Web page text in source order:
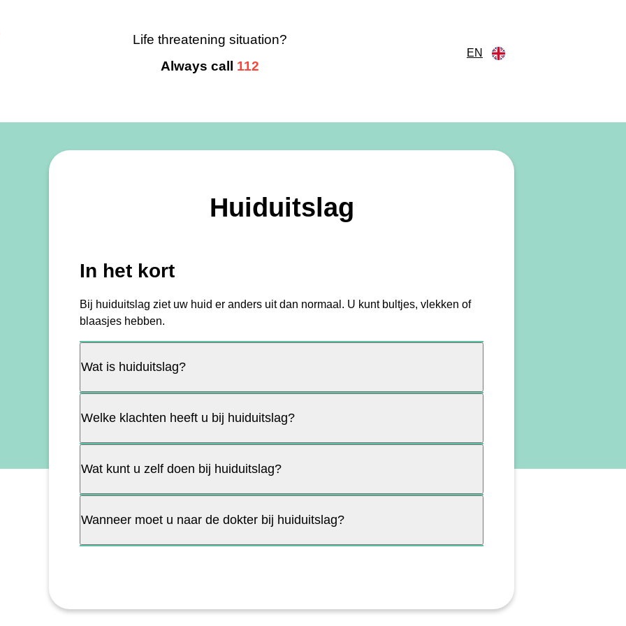
Life threatening situation?
Always call 112
EN
Huiduitslag
In het kort
Bij huiduitslag ziet uw huid er anders uit dan normaal. U kunt bultjes, vlekken of
blaasjes hebben.
Wat is huiduitslag?
Welke klachten heeft u bij huiduitslag?
Wat kunt u zelf doen bij huiduitslag?
Wanneer moet u naar de dokter bij huiduitslag?